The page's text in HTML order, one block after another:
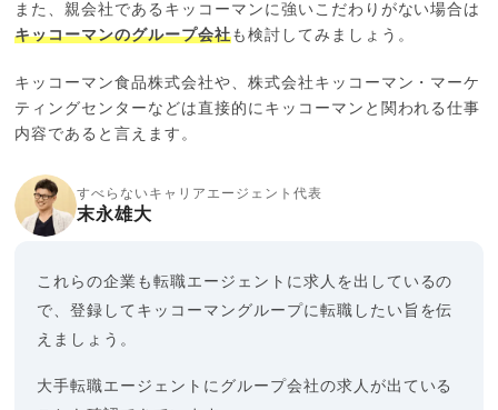
また、親会社であるキッコーマンに強いこだわりがない場合は
キッコーマンのグループ会社も検討してみましょう。
キッコーマン食品株式会社や、株式会社キッコーマン・マーケ
ティングセンターなどは直接的にキッコーマンと関われる仕事
内容であると言えます。
すべらないキャリアエージェント代表
末永雄大
これらの企業も転職エージェントに求人を出しているの
で、登録してキッコーマングループに転職したい旨を伝
えましょう。
大手転職エージェントにグループ会社の求人が出ている